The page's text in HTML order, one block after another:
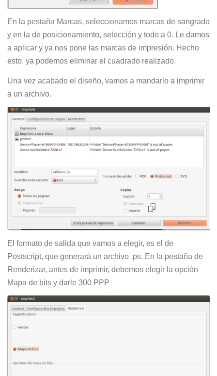
En la pestaña Marcas, seleccionamos marcas de sangrado
y en la de posicionamiento, selección y todo a 0. Le damos
a aplicar y ya nos pone las marcas de impresión. Hecho
esto, ya podemos eliminar el cuadrado realizado.
Una vez acabado el diseño, vamos a mandarlo a imprimir
a un archivo.
El formato de salida que vamos a elegir, es el de
Postscript, que generará un archivo .ps. En la pestaña de
Renderizar, antes de imprimir, debemos elegir la opción
Mapa de bits y darle 300 PPP